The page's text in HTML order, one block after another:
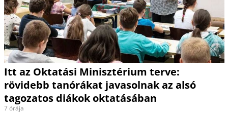
Itt az Oktatási Minisztérium terve:
rövidebb tanórákat javasolnak az alsó
tagozatos diákok oktatásában
7 órája